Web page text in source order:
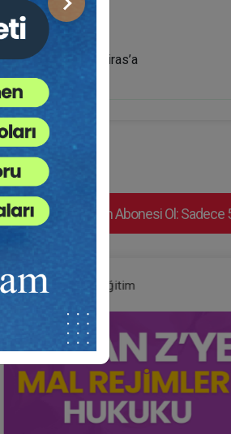
Sonraki
Algoritmik Miras’a
Video Eğitim Abonesi Ol: Sadece
Hukuk Eğitim